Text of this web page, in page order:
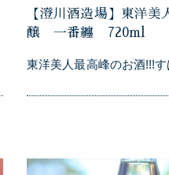
【澄川酒造場】東洋
醸 一番纏 720ml
東洋美人最高峰のお酒!!!